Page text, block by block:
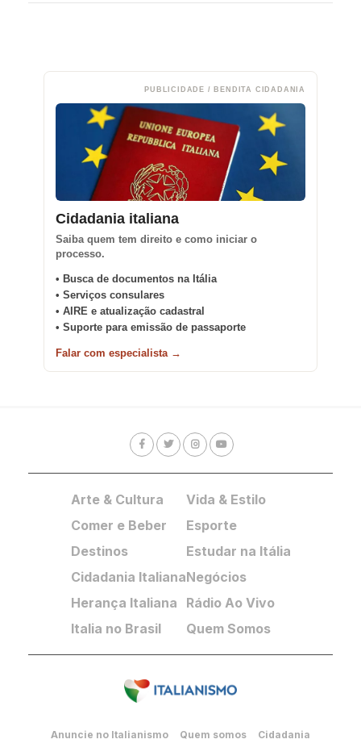
PUBLICIDADE / BENDITA CIDADANIA
Cidadania italiana
Saiba quem tem direito e como iniciar o
processo.
• Busca de documentos na Itália
• Serviços consulares
• AIRE e atualização cadastral
• Suporte para emissão de passaporte
Falar com especialista →
Arte & Cultura
Comer e Beber
Destinos
Cidadania Italiana
Herança Italiana
Italia no Brasil
Vida & Estilo
Esporte
Estudar na Itália
Negócios
Rádio Ao Vivo
Quem Somos
Anuncie no Italianismo Quem somos Cidadania